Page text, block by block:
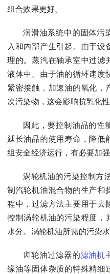
组合效果更好。
润滑油系统中的固体污
入和内部产生引起。由于设
理的。蒸汽在轴承室中过滤
液体中。由于油的循环速度
紧密接触，加速油的氧化，
次污染物，这会影响抗乳化性
因此，要控制油品的性
延长油品的使用寿命，降低
组安全经济运行，有必要加
涡轮机油的污染控制方
制汽轮机油混合物的生产和
程中，过滤方法主要用于去
控制涡轮机油的污染程度，
水分。涡轮机油所需的污染
齿轮油过滤器的滤油机
缘油等固体杂质的特殊精细